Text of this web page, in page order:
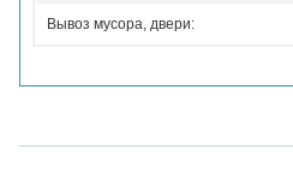
Вывоз мусора, двери: